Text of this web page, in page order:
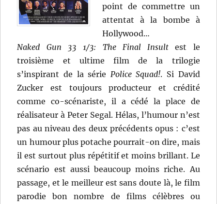
point de commettre un
attentat à la bombe à
Hollywood…
Naked Gun 33 1/3: The Final Insult est le
troisième et ultime film de la trilogie
s’inspirant de la série Police Squad!. Si David
Zucker est toujours producteur et crédité
comme co-scénariste, il a cédé la place de
réalisateur à Peter Segal. Hélas, l’humour n’est
pas au niveau des deux précédents opus : c’est
un humour plus potache pourrait-on dire, mais
il est surtout plus répétitif et moins brillant. Le
scénario est aussi beaucoup moins riche. Au
passage, et le meilleur est sans doute là, le film
parodie bon nombre de films célèbres ou